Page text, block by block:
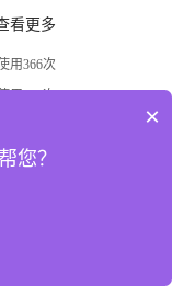
看更多
用366次
使用677次
×
您？